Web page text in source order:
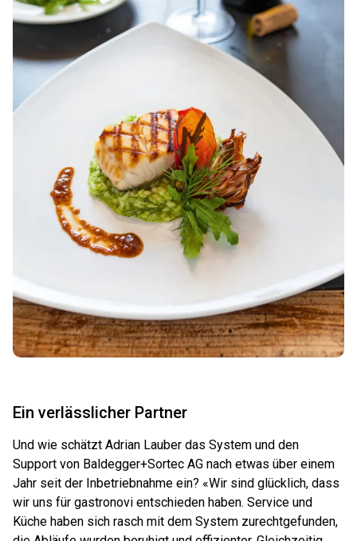
Ein verlässlicher Partner
Und wie schätzt Adrian Lauber das System und den
Support von Baldegger+Sortec AG nach etwas über einem
Jahr seit der Inbetriebnahme ein? «Wir sind glücklich, dass
wir uns für gastronovi entschieden haben. Service und
Küche haben sich rasch mit dem System zurechtgefunden,